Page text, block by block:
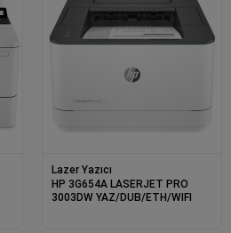
Lazer Yazıcı
HP 3G654A LASERJET PRO
3003DW YAZ/DUB/ETH/WIFI